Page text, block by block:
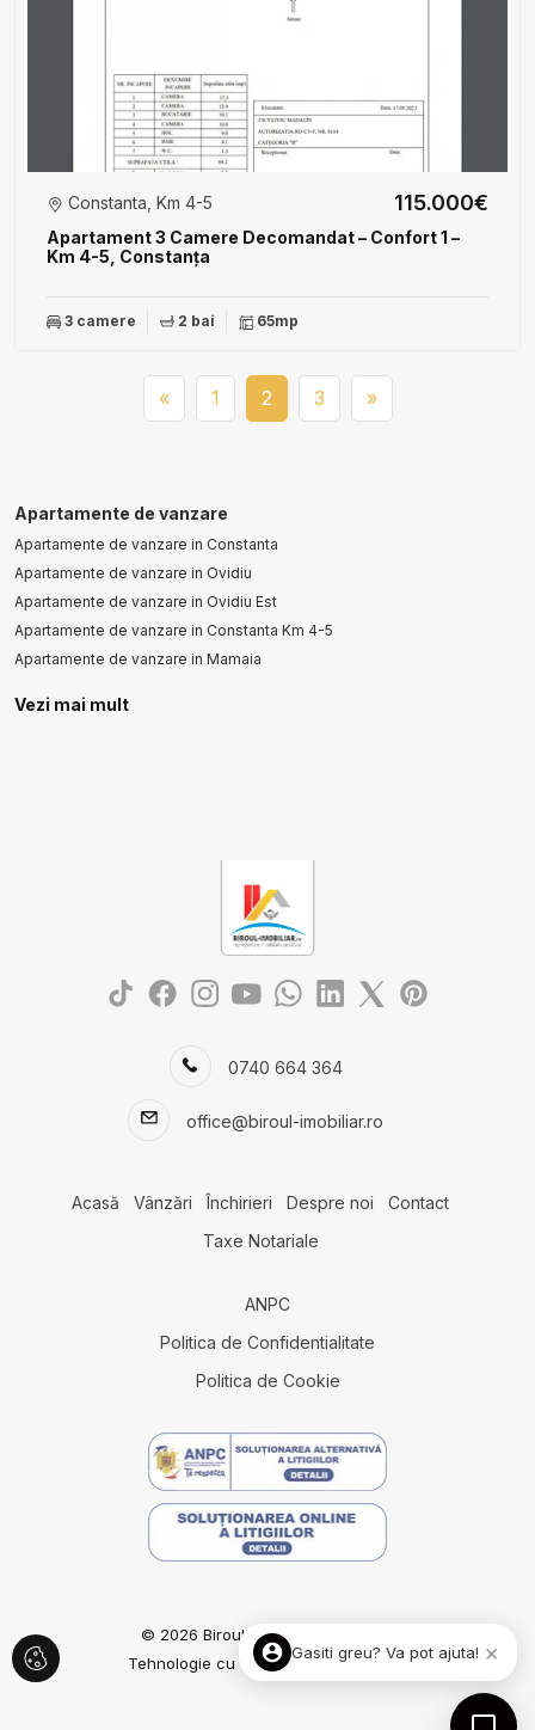
Apartament 3 Camere Decomandat – Confort 1 –
Km 4-5, Constanța
Constanta, Km 4-5 115.000€
3 camere 2 bai 65mp
« 1 2 3 »
Apartamente de vanzare
Apartamente de vanzare in Constanta
Apartamente de vanzare in Ovidiu
Apartamente de vanzare in Ovidiu Est
Apartamente de vanzare in Constanta Km 4-5
Apartamente de vanzare in Mamaia
Apartamente de vanzare in Constanta Aurel Vlaicu
Case de vanzare in Constanta Tomis II
Case de vanzare in Constanta Km 4-5
Terenuri de vanzare in Agigea
Terenuri de vanzare in Lazu
Terenuri de vanzare in Constanta
Terenuri de vanzare in Constanta Km 5
Terenuri de vanzare in Fetesti Est
Terenuri de vanzare in Fetesti
Spatii comerciale de vanzare in Mihail Kogalniceanu
Vezi mai mult
0740 664 364
office@biroul-imobiliar.ro
Acasă Vânzări Închirieri Despre noi
Contact
Taxe Notariale
ANPC
Politica de Confidentialitate
Politica de Cookie
© 2026 Biroul Imobiliar Constanta
Tehnologie cu viziune
ImmoFlux
Gasiti greu? Va pot ajuta! ×